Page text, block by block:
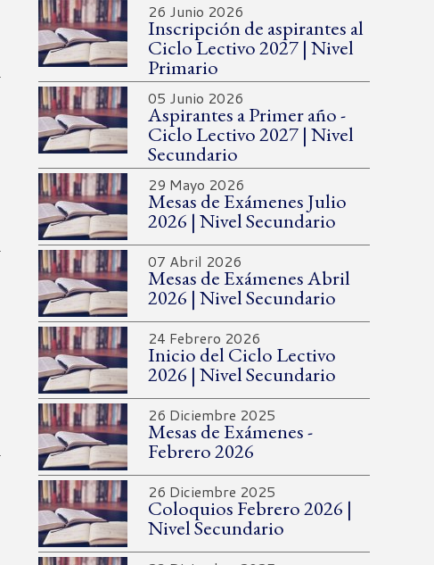
Inscripción de aspirantes al
Ciclo Lectivo 2027 | Nivel
Primario
26 Junio 2026
Aspirantes a Primer año -
Ciclo Lectivo 2027 | Nivel
Secundario
05 Junio 2026
Mesas de Exámenes Julio
2026 | Nivel Secundario
29 Mayo 2026
Mesas de Exámenes Abril
2026 | Nivel Secundario
07 Abril 2026
Inicio del Ciclo Lectivo
2026 | Nivel Secundario
24 Febrero 2026
Mesas de Exámenes -
Febrero 2026
26 Diciembre 2025
Coloquios Febrero 2026 |
Nivel Secundario
26 Diciembre 2025